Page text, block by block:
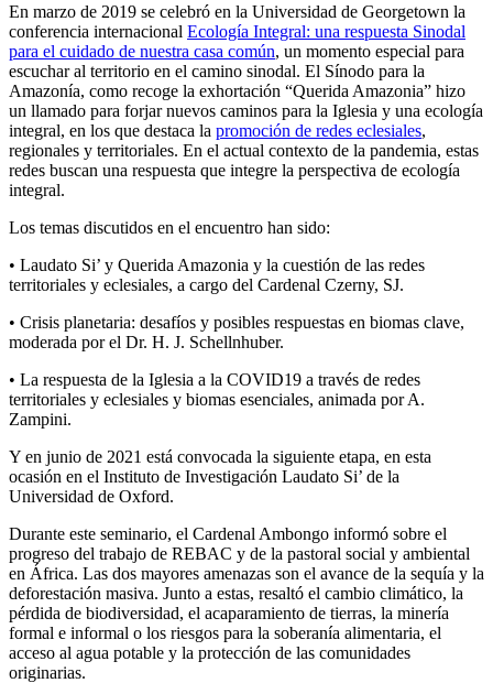
En marzo de 2019 se celebró en la Universidad de Georgetown la
conferencia internacional Ecología Integral: una respuesta Sinodal
para el cuidado de nuestra casa común, un momento especial para
escuchar al territorio en el camino sinodal. El Sínodo para la
Amazonía, como recoge la exhortación “Querida Amazonia” hizo
un llamado para forjar nuevos caminos para la Iglesia y una ecología
integral, en los que destaca la promoción de redes eclesiales,
regionales y territoriales. En el actual contexto de la pandemia, estas
redes buscan una respuesta que integre la perspectiva de ecología
integral.
Los temas discutidos en el encuentro han sido:
• Laudato Si’ y Querida Amazonia y la cuestión de las redes
territoriales y eclesiales, a cargo del Cardenal Czerny, SJ.
• Crisis planetaria: desafíos y posibles respuestas en biomas clave,
moderada por el Dr. H. J. Schellnhuber.
• La respuesta de la Iglesia a la COVID19 a través de redes
territoriales y eclesiales y biomas esenciales, animada por A.
Zampini.
Y en junio de 2021 está convocada la siguiente etapa, en esta
ocasión en el Instituto de Investigación Laudato Si’ de la
Universidad de Oxford.
Durante este seminario, el Cardenal Ambongo informó sobre el
progreso del trabajo de REBAC y de la pastoral social y ambiental
en África. Las dos mayores amenazas son el avance de la sequía y la
deforestación masiva. Junto a estas, resaltó el cambio climático, la
pérdida de biodiversidad, el acaparamiento de tierras, la minería
formal e informal o los riesgos para la soberanía alimentaria, el
acceso al agua potable y la protección de las comunidades
originarias.